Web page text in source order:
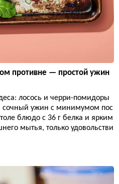
противне — простой ужин
лосось и черри-помидоры
сочный ужин с минимумом пос
блюдо с 36 г белка и ярким
мытья, только удовольстви